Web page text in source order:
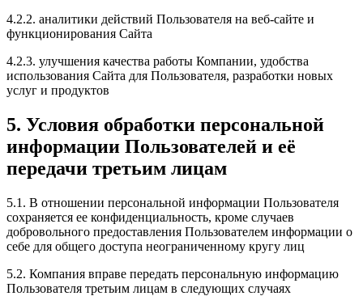
4.2.2. аналитики действий Пользователя на веб-сайте и
функционирования Сайта
4.2.3. улучшения качества работы Компании, удобства
использования Сайта для Пользователя, разработки новых
услуг и продуктов
5. Условия обработки персональной
информации Пользователей и её
передачи третьим лицам
5.1. В отношении персональной информации Пользователя
сохраняется ее конфиденциальность, кроме случаев
добровольного предоставления Пользователем информации о
себе для общего доступа неограниченному кругу лиц
5.2. Компания вправе передать персональную информацию
Пользователя третьим лицам в следующих случаях